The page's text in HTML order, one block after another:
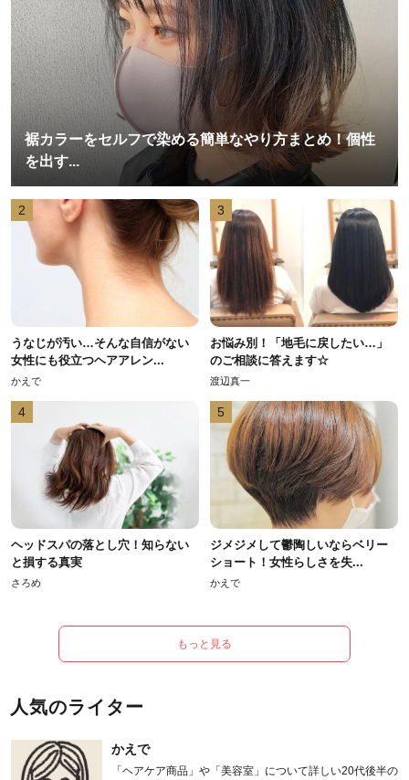
裾カラーをセルフで染める簡単なやり方まとめ！個性
を出す...
2
うなじが汚い…そんな自信がない
女性にも役立つヘアアレン...
かえで
3
お悩み別！「地毛に戻したい…」
のご相談に答えます☆
渡辺真一
4
ヘッドスパの落とし穴！知らない
と損する真実
さろめ
5
ジメジメして鬱陶しいならベリー
ショート！女性らしさを失...
かえで
もっと見る
人気のライター
かえで
「ヘアケア商品」や「美容室」について詳しい20代後半の